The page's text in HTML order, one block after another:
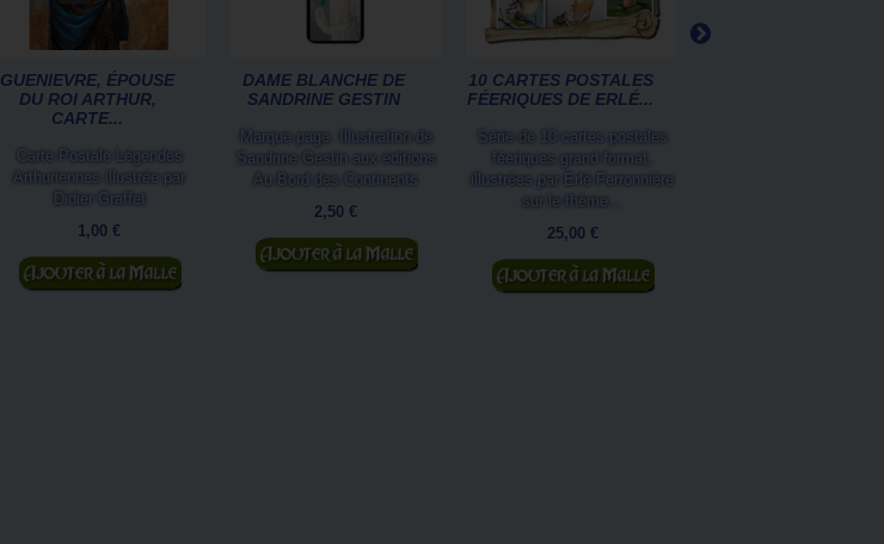
GUENIEVRE, ÉPOUSE
DU ROI ARTHUR,
CARTE...
Carte Postale Légendes
Arthuriennes illustrée par
Didier Graffet
1,00 €
Ajouter au panier
DAME BLANCHE DE
SANDRINE GESTIN
Marque page. Illustration de
Sandrine Gestin aux éditions
Au Bord des Continents
2,50 €
Ajouter au panier
10 CARTES POSTALES
FÉERIQUES DE ERLÉ...
Série de 10 cartes postales
féeriques grand format,
illustrées par Erlé Ferronnière
sur le thème...
25,00 €
Ajouter au panier